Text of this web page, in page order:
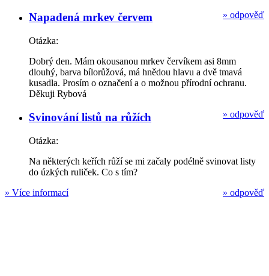
» odpověď
Napadená mrkev červem
Otázka:
Dobrý den. Mám okousanou mrkev červíkem asi 8mm
dlouhý, barva bílorůžová, má hnědou hlavu a dvě tmavá
kusadla. Prosím o označení a o možnou přírodní ochranu.
Děkuji Rybová
» odpověď
Svinování listů na růžích
Otázka:
Na některých keřích růží se mi začaly podélně svinovat listy
do úzkých ruliček. Co s tím?
» odpověď
» Více informací